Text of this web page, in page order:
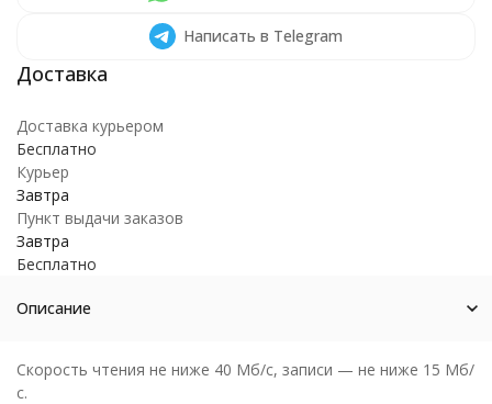
Написать в Telegram
Доставка курьером
Бесплатно
Курьер
Завтра
Пункт выдачи заказов
Завтра
Бесплатно
Описание
Скорость чтения не ниже 40 Мб/с, записи — не ниже 15 Мб/
с.